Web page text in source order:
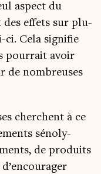
aspect du
des effets sur plu­
ci. Cela signi­fie
pour­rait avoir
de nom­breuses
cherchent à ce
séno­ly­
de pro­duits